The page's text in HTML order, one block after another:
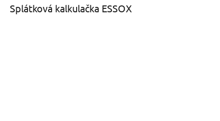
Splátková kalkulačka ESSOX